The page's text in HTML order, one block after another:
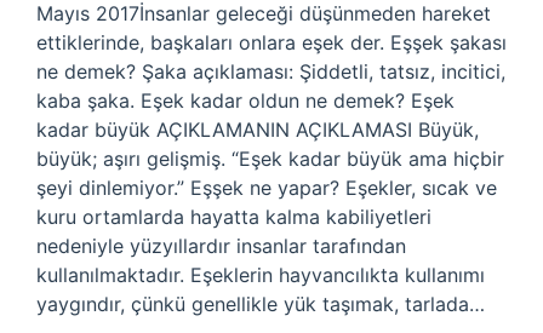
Mayıs 2017İnsanlar geleceği düşünmeden hareket
ettiklerinde, başkaları onlara eşek der. Eşşek şakası
ne demek? Şaka açıklaması: Şiddetli, tatsız, incitici,
kaba şaka. Eşek kadar oldun ne demek? Eşek
kadar büyük AÇIKLAMANIN AÇIKLAMASI Büyük,
büyük; aşırı gelişmiş. “Eşek kadar büyük ama hiçbir
şeyi dinlemiyor.” Eşşek ne yapar? Eşekler, sıcak ve
kuru ortamlarda hayatta kalma kabiliyetleri
nedeniyle yüzyıllardır insanlar tarafından
kullanılmaktadır. Eşeklerin hayvancılıkta kullanımı
yaygındır, çünkü genellikle yük taşımak, tarlada…